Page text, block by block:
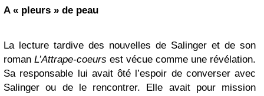
A « pleurs » de peau
La lecture tardive des nouvelles de Salinger et de son
roman L’Attrape-coeurs est vécue comme une révélation.
Sa responsable lui avait ôté l’espoir de converser avec
Salinger ou de le rencontrer. Elle avait pour mission